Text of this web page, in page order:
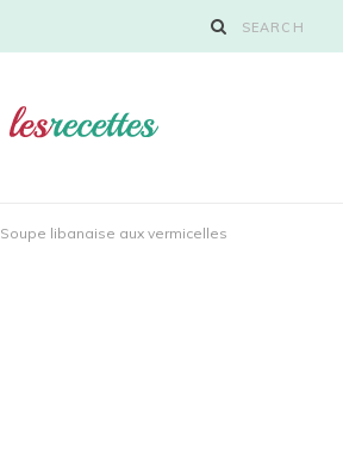
Soupe libanaise aux vermicelles